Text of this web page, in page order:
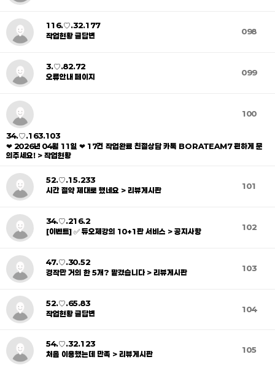
098
116.♡.32.177
작업현황 글답변
099
3.♡.82.72
오류안내 페이지
100
34.♡.163.103
❤ 2026년 04월 11일 ❤ 17건 작업완료 친절상담 카톡 BORATEAM7 편하게 문
의주세요! > 작업현황
101
52.♡.15.233
시간 절약 제대로 했네요 > 리뷰게시판
102
34.♡.216.2
[이벤트] ✅ 듀오제강의 10+1판 서비스 > 공지사항
103
47.♡.30.52
경작만 거의 한 5개? 맡겼습니다 > 리뷰게시판
104
52.♡.65.83
작업현황 글답변
105
54.♡.32.123
처음 이용했는데 만족 > 리뷰게시판